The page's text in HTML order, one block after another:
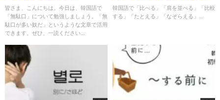
皆さま、こんにちは。今日は、韓国語で
「無駄口」について勉強しましょう。「無
駄口が多い奴だ」というような文章で活用
できます。ぜひ、一読ください...
う！
韓国語で「比べる」「肩を並べる」「比較
する」「たとえる」「なぞらえる」...